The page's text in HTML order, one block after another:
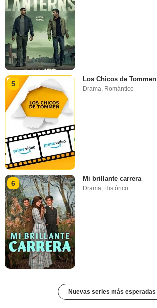
5
Los Chicos de Tommen
Drama, Romántico
6
Mi brillante carrera
Drama Histórico
Nuevas series más esperadas